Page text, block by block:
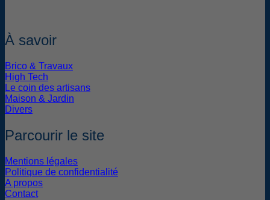
À savoir
Brico & Travaux
High Tech
Le coin des artisans
Maison & Jardin
Divers
Parcourir le site
Mentions légales
Politique de confidentialité
A propos
Contact